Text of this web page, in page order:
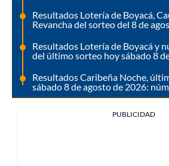
Resultados Lotería de Boyacá,
Revancha del sorteo del 8 de
Resultados Lotería de Boyacá y
del último sorteo hoy sábado 8
Resultados Caribeña Noche,
sábado 8 de agosto de 2026:
PUBLICIDAD